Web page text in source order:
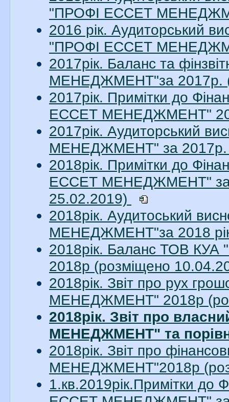
"ПРОФІ ЕССЕТ
2016 рік. Аудиторський
"ПРОФІ ЕССЕТ
2017рік. Баланс та
МЕНЕДЖМЕНТ"за 2017р.
2017рік. Примітки до
ЕССЕТ МЕНЕДЖМЕНТ"
2017рік. Аудиторський
МЕНЕДЖМЕНТ" за 2017р.
2018рік. Примітки до
ЕССЕТ МЕНЕДЖМЕНТ" за
25.02.2019)
2018рік. Аудитоський
МЕНЕДЖМЕНТ"за 2018
2018рік. Баланс ТОВ
2018р (розміщено
2018рік. Звіт про рух
МЕНЕДЖМЕНТ" 2018р
2018рік. Звіт про
МЕНЕДЖМЕНТ" та
2018рік. Звіт про
МЕНЕДЖМЕНТ"2018р
1.кв.2019рік.Примітки до